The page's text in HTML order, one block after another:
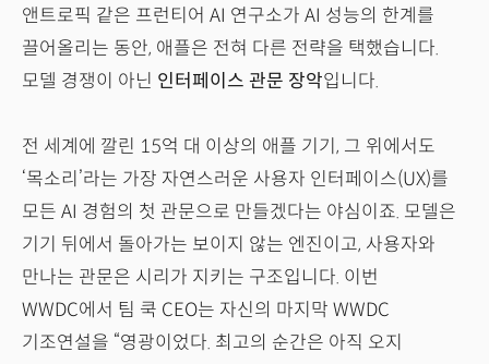
앤트로픽 같은 프런티어 AI 연구소가 AI 성능의 한계를
끌어올리는 동안, 애플은 전혀 다른 전략을 택했습니다.
모델 경쟁이 아닌 인터페이스 관문 장악입니다.
전 세계에 깔린 15억 대 이상의 애플 기기, 그 위에서도
‘목소리’라는 가장 자연스러운 사용자 인터페이스(UX)를
모든 AI 경험의 첫 관문으로 만들겠다는 야심이죠. 모델은
기기 뒤에서 돌아가는 보이지 않는 엔진이고, 사용자와
만나는 관문은 시리가 지키는 구조입니다. 이번
WWDC에서 팀 쿡 CEO는 자신의 마지막 WWDC
기조연설을 “영광이었다. 최고의 순간은 아직 오지